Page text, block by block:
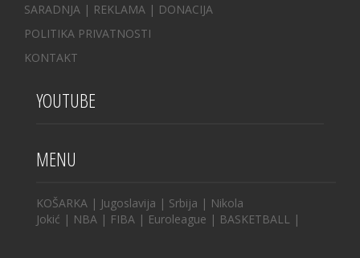
SARADNJA | REKLAMA | DONACIJA
POLITIKA PRIVATNOSTI
KONTAKT
YOUTUBE
MENU
KOŠARKA | Jugoslavija | Srbija | Nikola
Jokić | NBA | FIBA | Euroleague | BASKETBALL |